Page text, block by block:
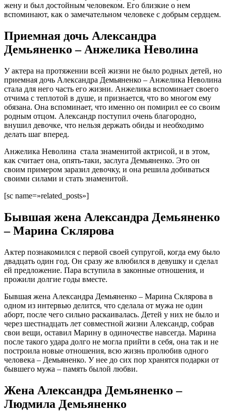
жену и был достойным человеком. Его близкие о нем
вспоминают, как о замечательном человеке с добрым сердцем.
Приемная дочь Александра
Демьяненко – Анжелика Неволина
У актера на протяжении всей жизни не было родных детей, но
приемная дочь Александра Демьяненко – Анжелика Неволина
стала для него часть его жизни. Анжелика вспоминает своего
отчима с теплотой в душе, и признается, что во многом ему
обязана. Она вспоминает, что именно он помирил ее со своим
родным отцом. Александр поступил очень благородно,
внушил девочке, что нельзя держать обиды и необходимо
делать шаг вперед.
Анжелика Неволина стала знаменитой актрисой, и в этом,
как считает она, опять-таки, заслуга Демьяненко. Это он
своим примером заразил девочку, и она решила добиваться
своими силами и стать знаменитой.
[sc name=»related_posts»]
Бывшая жена Александра Демьяненко
– Марина Склярова
Актер познакомился с первой своей супругой, когда ему было
двадцать один год. Он сразу же влюбился в девушку и сделал
ей предложение. Пара вступила в законные отношения, и
прожили долгие годы вместе.
Бывшая жена Александра Демьяненко – Марина Склярова в
одном из интервью делится, что сделала от мужа не один
аборт, после чего сильно раскаивалась. Детей у них не было и
через шестнадцать лет совместной жизни Александр, собрав
свои вещи, оставил Марину в одиночестве навсегда. Марина
после такого удара долго не могла прийти в себя, она так и не
построила новые отношения, всю жизнь пролюбив одного
человека – Демьяненко. У нее до сих пор хранятся подарки от
бывшего мужа – память былой любви.
Жена Александра Демьяненко –
Людмила Демьяненко